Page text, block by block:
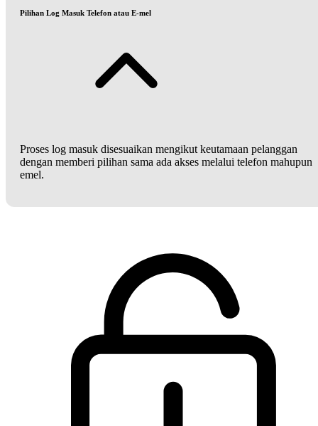
Pilihan Log Masuk Telefon atau E-mel
Proses log masuk disesuaikan mengikut keutamaan pelanggan
dengan memberi pilihan sama ada akses melalui telefon mahupun
emel.